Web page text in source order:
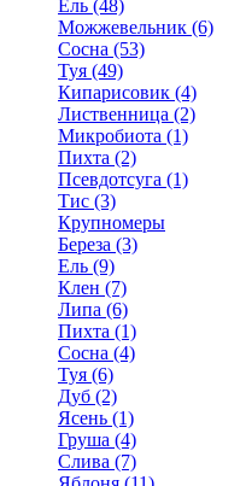
Ель (48)
Можжевельник (6)
Сосна (53)
Туя (49)
Кипарисовик (4)
Лиственница (2)
Микробиота (1)
Пихта (2)
Псевдотсуга (1)
Тис (3)
Крупномеры
Береза (3)
Ель (9)
Клен (7)
Липа (6)
Пихта (1)
Сосна (4)
Туя (6)
Дуб (2)
Ясень (1)
Груша (4)
Слива (7)